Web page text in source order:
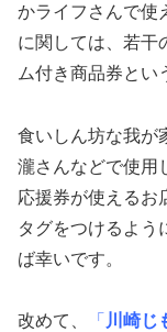
かライフさんで使
に関しては、若干
ム付き商品券とい
食いしん坊な我が
瀧さんなどで使用
応援券が使えるお
タグをつけるよう
ば幸いです。
改めて、 「 川崎じ